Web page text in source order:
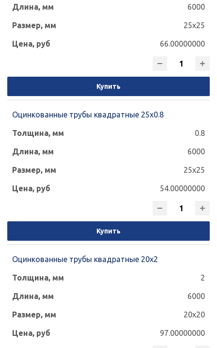
6000
25x25
66.00000000
Купить
Оцинкованные трубы квадратные 25х0.8
0.8
6000
25x25
54.00000000
Купить
Оцинкованные трубы квадратные 20х2
2
6000
20x20
97.00000000